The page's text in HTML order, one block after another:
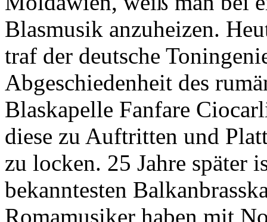
Blasmusik anzuheizen.
traf der deutsche
Abgeschiedenheit des
Blaskapelle Fanfare
diese zu Auftritten und
zu locken. 25 Jahre später
bekanntesten
Romamusiker haben mit